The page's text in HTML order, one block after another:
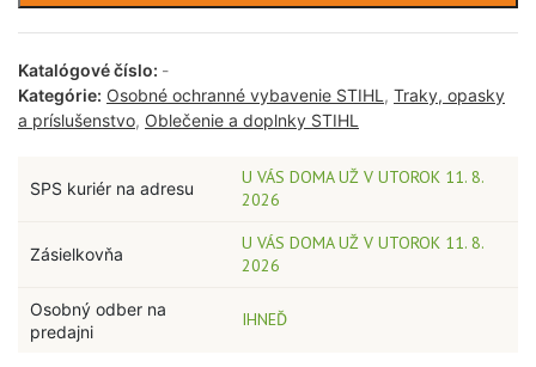
Katalógové číslo: -
Kategórie: Osobné ochranné vybavenie STIHL , Traky, opasky
a príslušenstvo, Oblečenie a doplnky STIHL
SPS kuriér na adresu
U VÁS DOMA UŽ V UTOROK 11. 8.
2026
Zásielkovňa
U VÁS DOMA UŽ V UTOROK 11. 8.
2026
Osobný odber na
predajni
IHNEĎ